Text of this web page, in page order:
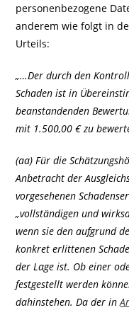
personenbezogene
anderem wie folgt in
Urteils:
„…Der durch den
Schaden ist in
beanstandenden
mit 1.500,00 € zu
(aa) Für die
Anbetracht der
vorgesehenen
„vollständigen und
wenn sie den aufgrund
konkret erlittenen
der Lage ist. Ob einer
festgestellt werden
dahinstehen. Da der in